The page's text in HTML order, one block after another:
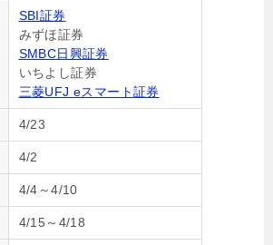
SBI証券
みずほ証券
SMBC日興証券
いちよし証券
三菱UFJ eスマート証券
4/23
4/2
4/4～4/10
4/15～4/18